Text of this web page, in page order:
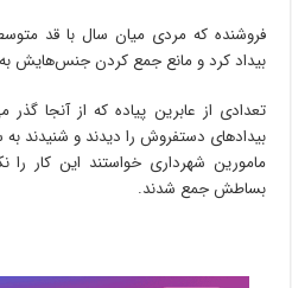
فروشنده که مردی میان سال با قد
بیداد کرد و مانع جمع کردن جنس‌هایش
تعدادی از عابرین پیاده که از آنجا
بیدادهای دستفروش را دیدند و شنیدند
مامورین شهرداری خواستند این کار
بساطش جمع شدند.